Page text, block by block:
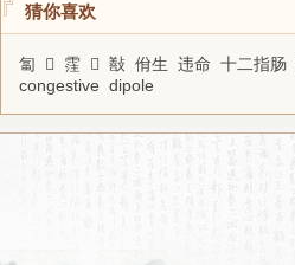
猜你喜欢
匐 𩼆 霔 𢬽 㪨 佾生 违命 十二指肠
congestive dipole